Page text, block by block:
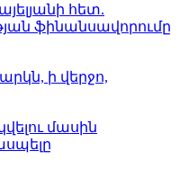
հետ.
ֆինանսավորումը
ի վերջո,
մասին